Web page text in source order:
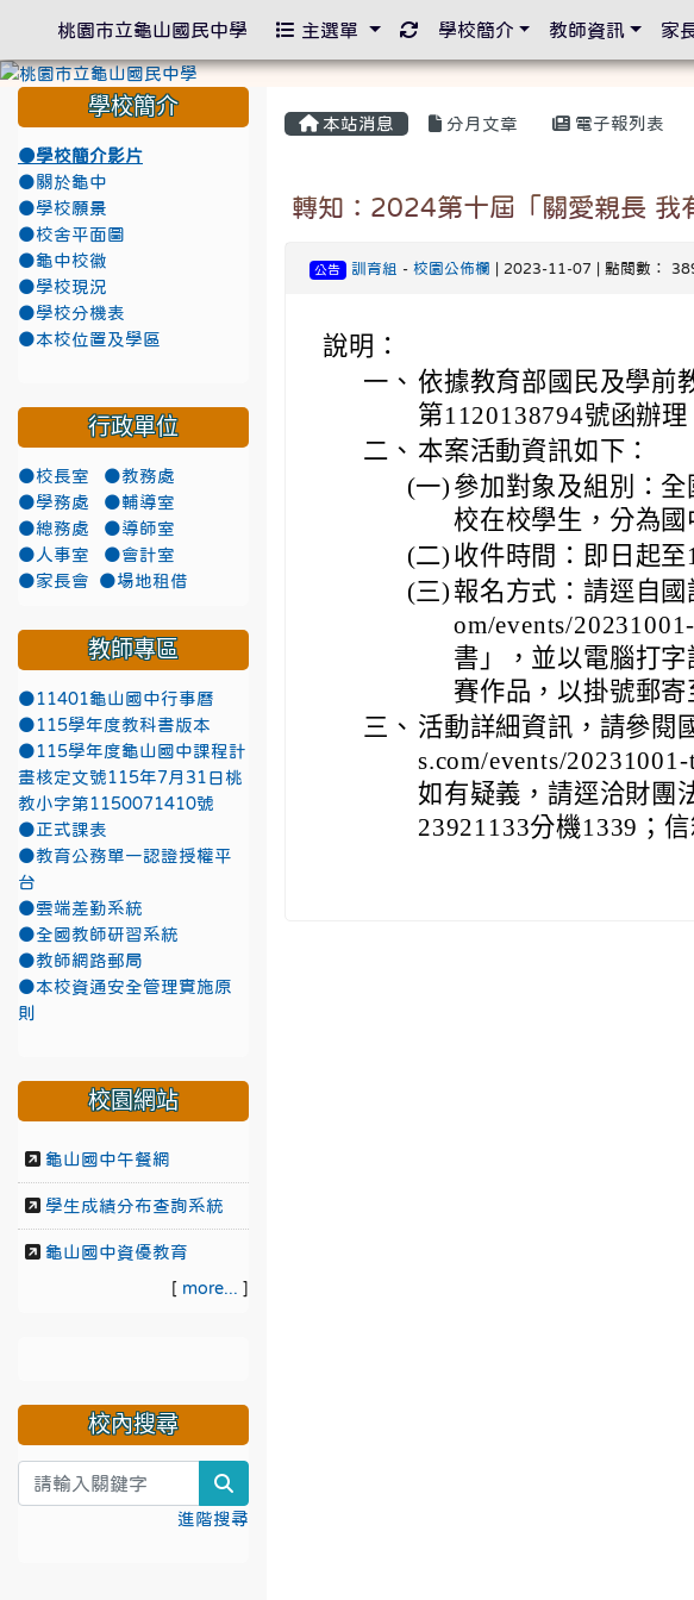
本站消息 分月文章 電子報列表
轉知：2024第十屆「關愛親長 我
公告 訓育組 - 校園公佈欄 | 2023-11-07 | 點閱數：
說明：
一、 依據教育部國民及學前
第1120138794號函辦理
二、 本案活動資訊如下：
(一) 參加對象及組別：
校在校學生，分為國
(二) 收件時間：即日起至
(三) 報名方式：請逕自
om/events/
書」，並以電腦打
賽作品，以掛號郵寄
三、 活動詳細資訊，請參閱
s.com/events/
如有疑義，請逕洽財團
23921133分機1339；
學校簡介
●學校簡介影片
●關於龜中
●學校願景
●校舍平面圖
●龜中校徽
●學校現況
●學校分機表
●本校位置及學區
行政單位
●校長室
●教務處
●學務處
●輔導室
●總務處
●導師室
●人事室
●會計室
●家長會
●場地租借
教師專區
●11401龜山國中行事曆
●115學年度教科書版本
●115學年度龜山國中課程計
畫核定文號115年7月31日桃
教小字第1150071410號
●正式課表
●教育公務單一認證授權平
台
●雲端差勤系統
●全國教師研習系統
●教師網路郵局
●本校資通安全管理實施原
則
校園網站
龜山國中午餐網
學生成績分布查詢系統
龜山國中資優教育
[ more... ]
校內搜尋
進階搜尋
桃園市立龜山國民中學 主選單 重新取得佈景設定
學校簡介 教師資訊 家